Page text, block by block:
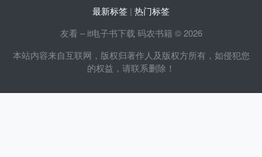
最新标签 | 热门标签
友看 – it电子书下载 码农书籍 © 2026
本站内容来自互联网，版权归著作人及版权方所有，如侵犯您
的权益，请联系删除！